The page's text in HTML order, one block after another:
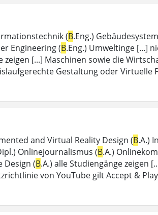
(B.Eng.)
Engineering (B.Eng.) Umweltinge [...]
zeigen [...] Maschinen sowie die
Gestaltung oder Virtuelle
and Virtual Reality Design (B.A.)
Onlinejournalismus (B.A.)
Design (B.A.) alle Studiengänge zeigen
von YouTube gilt Accept &